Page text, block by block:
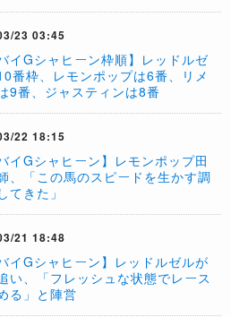
23 03:45
イGシャヒーン枠順】レッドルゼ
番枠、レモンポップは6番、リメ
9番、ジャスティンは8番
22 18:15
イGシャヒーン】レモンポップ田
、「この馬のスピードを生かす調
てきた」
21 18:48
イGシャヒーン】レッドルゼルが
い、「フレッシュな状態でレース
る」と陣営